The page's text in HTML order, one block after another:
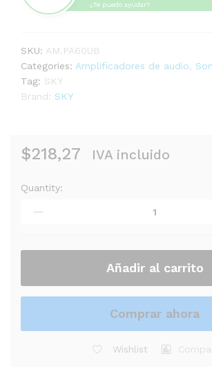
¿Te puedo ayudar?
SKU: AM.PA60UB
Categories: Amplificadores de audio
Tag: SKY
Brand: SKY
$218,27 IVA incluido
POTENCIA
quantity
Quantity:
Añadir al carrito
Comprar ahora
Wishlist